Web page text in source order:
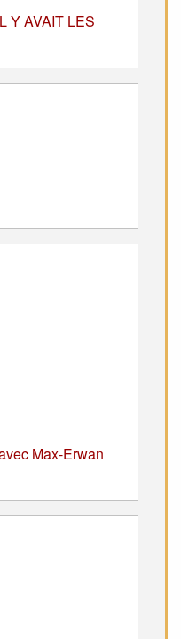
Y AVAIT LES
Max-Erwan